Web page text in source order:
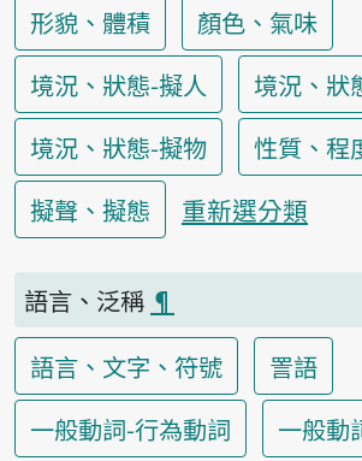
形貌、體積
顏色、氣味
境況、狀態-擬人
境況、狀
境況、狀態-擬物
性質、程
擬聲、擬態
重新選分類
語言、泛稱 ¶
語言、文字、符號
詈語
一般動詞-行為動詞
一般動